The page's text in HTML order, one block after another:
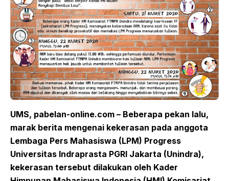
UMS, pabelan-online.com – Beberapa pekan lalu,
marak berita mengenai kekerasan pada anggota
Lembaga Pers Mahasiswa (LPM) Progress
Universitas Indraprasta PGRI Jakarta (Unindra),
kekerasan tersebut dilakukan oleh Kader